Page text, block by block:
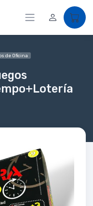
de Oficina